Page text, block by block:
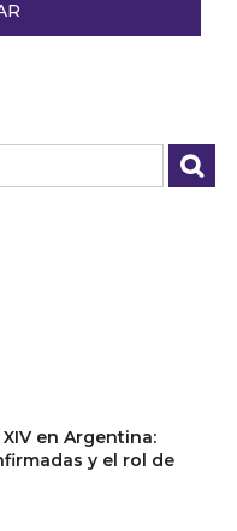
en Argentina:
y el rol de